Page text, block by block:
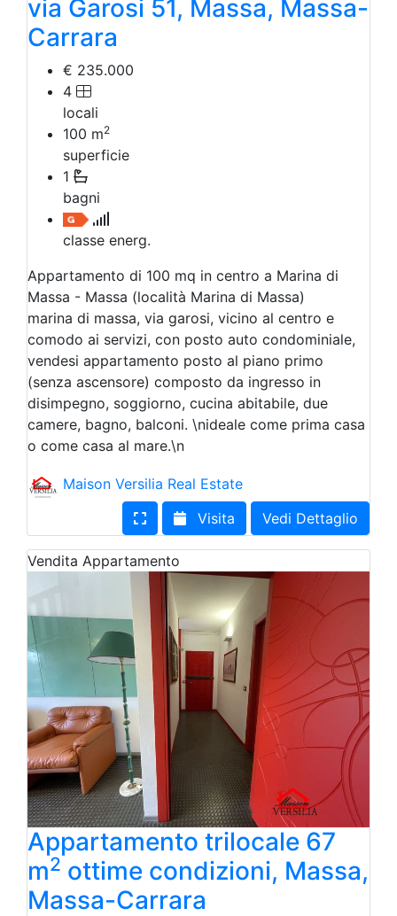
via Garosi 51, Massa, Massa-
Carrara
€ 235.000
4
locali
100 m2
superficie
1
bagni
classe energ.
Appartamento di 100 mq in centro a Marina di
Massa - Massa (località Marina di Massa)
marina di massa, via garosi, vicino al centro e
comodo ai servizi, con posto auto condominiale,
vendesi appartamento posto al piano primo
(senza ascensore) composto da ingresso in
disimpegno, soggiorno, cucina abitabile, due
camere, bagno, balconi. \nideale come prima casa
o come casa al mare.\n
Maison Versilia Real Estate
Visita
Vedi Dettaglio
Vendita Appartamento
Appartamento trilocale 67
m2 ottime condizioni, Massa,
Massa-Carrara